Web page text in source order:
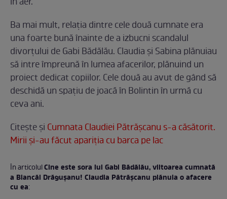
Ba mai mult, relația dintre cele două cumnate era
una foarte bună înainte de a izbucni scandalul
divorțului de Gabi Bădălău. Claudia și Sabina plănuiau
să intre împreună în lumea afacerilor, plănuind un
proiect dedicat copiilor. Cele două au avut de gând să
deschidă un spațiu de joacă în Bolintin în urmă cu
ceva ani.
Citește și Cumnata Claudiei Pătrăşcanu s-a căsătorit.
Mirii și-au făcut apariția cu barca pe lac
În articolulCine este sora lui Gabi Bădălău, viitoarea cumnată
a Biancăi Drăgușanu! Claudia Pătrășcanu plănuia o afacere
cu ea: